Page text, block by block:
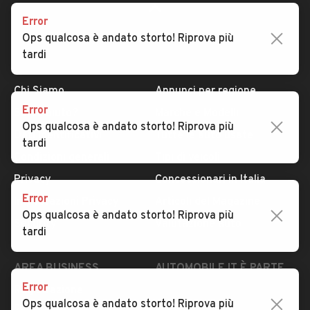
Chi Siamo
Serve aiuto?
Dati identificativi
Privacy
Impostazioni Privacy
Security
Annunci per regione
Tutte le auto usate
Concessionari in Italia
Valutazione auto
AREA BUSINESS
Registrazione
concessionario
AUTOMOBILE.IT È PARTE
subito.it
Error
Ops qualcosa è andato storto! Riprova più
tardi
Error
Ops qualcosa è andato storto! Riprova più
tardi
Error
Ops qualcosa è andato storto! Riprova più
tardi
Error
Ops qualcosa è andato storto! Riprova più